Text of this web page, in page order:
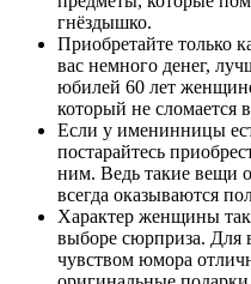
гнёздышко.
Приобретайте только
вас немного денег,
юбилей 60 лет
который не сломается
Если у именинницы
постарайтесь
ним. Ведь такие вещи
всегда оказываются
Характер женщины
выборе сюрприза. Для
чувством юмора